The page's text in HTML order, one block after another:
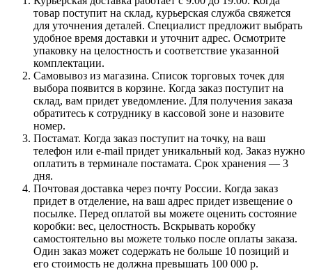
товар поступит на склад, курьерская служба свяжется
для уточнения деталей. Специалист предложит выбрать
удобное время доставки и уточнит адрес. Осмотрите
упаковку на целостность и соответствие указанной
комплектации.
Самовывоз из магазина. Список торговых точек для
выбора появится в корзине. Когда заказ поступит на
склад, вам придет уведомление. Для получения заказа
обратитесь к сотруднику в кассовой зоне и назовите
номер.
Постамат. Когда заказ поступит на точку, на ваш
телефон или e-mail придет уникальный код. Заказ нужно
оплатить в терминале постамата. Срок хранения — 3
дня.
Почтовая доставка через почту России. Когда заказ
придет в отделение, на ваш адрес придет извещение о
посылке. Перед оплатой вы можете оценить состояние
коробки: вес, целостность. Вскрывать коробку
самостоятельно вы можете только после оплаты заказа.
Один заказ может содержать не больше 10 позиций и
его стоимость не должна превышать 100 000 р.